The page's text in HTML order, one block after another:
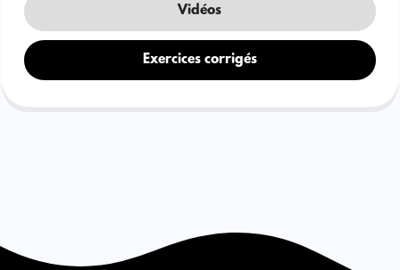
Vidéos
Exercices corrigés